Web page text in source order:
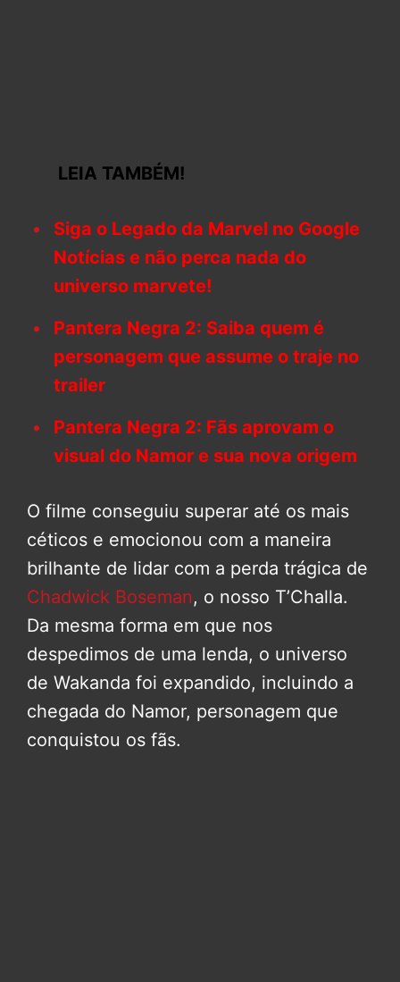
LEIA TAMBÉM!
Siga o Legado da Marvel no Google
Notícias e não perca nada do
universo marvete!
Pantera Negra 2: Saiba quem é
personagem que assume o traje no
trailer
Pantera Negra 2: Fãs aprovam o
visual do Namor e sua nova origem
O filme conseguiu superar até os mais
céticos e emocionou com a maneira
brilhante de lidar com a perda trágica de
Chadwick Boseman, o nosso T’Challa.
Da mesma forma em que nos
despedimos de uma lenda, o universo
de Wakanda foi expandido, incluindo a
chegada do Namor, personagem que
conquistou os fãs.